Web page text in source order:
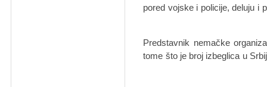
pored vojske i policije, deluju i
Predstavnik nemačke
tome što je broj izbeglica u